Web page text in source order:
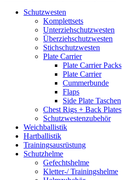
Schutzwesten
Komplettsets
Unterziehschutzwesten
Überziehschutzwesten
Stichschutzwesten
Plate Carrier
Plate Carrier Packs
Plate Carrier
Cummerbunde
Flaps
Side Plate Taschen
Chest Rigs + Back Plates
Schutzwestenzubehör
Weichballistik
Hartballistik
Trainingsausrüstung
Schutzhelme
Gefechtshelme
Kletter-/ Trainingshelme